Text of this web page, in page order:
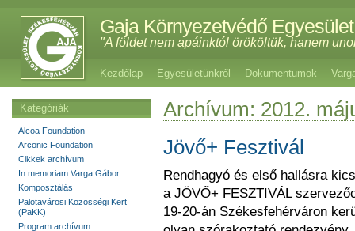
Gaja Környezetvédő Egyesület
"A földet nem apáinktól örököltük, hanem
Kezdőlap Egyesületünkről Dokumentumok
Archívum: 2012.
Jövő+ Fesztivál
Rendhagyó és első hallásra
a JÖVŐ+ FESZTIVÁL
19-20-án Székesfehérváron
Kategóriák
Alcoa Foundation
Arconic Foundation
Cikkek archívum
In memoriam Varga Gábor
Komposztálás
Palotavárosi Közösségi Kert
(PaKK)
Program archívum